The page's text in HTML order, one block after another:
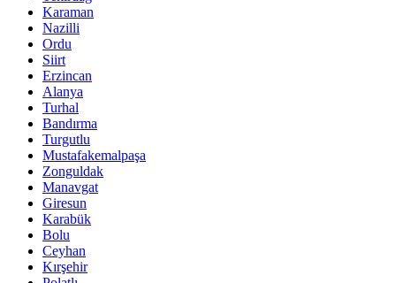
Karaman
Nazilli
Ordu
Siirt
Erzincan
Alanya
Turhal
Bandırma
Turgutlu
Mustafakemalpaşa
Zonguldak
Manavgat
Giresun
Karabük
Bolu
Ceyhan
Kırşehir